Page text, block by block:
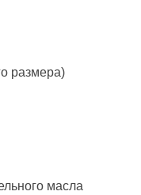
размера)
масла